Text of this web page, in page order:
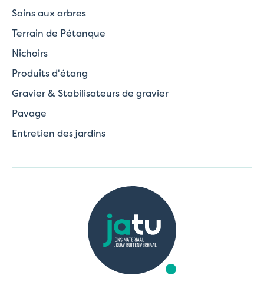
Soins aux arbres
Terrain de Pétanque
Nichoirs
Produits d'étang
Gravier & Stabilisateurs de gravier
Pavage
Entretien des jardins